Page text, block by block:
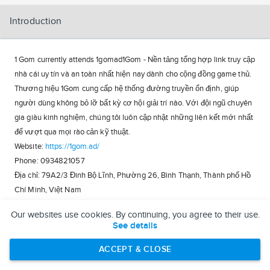
Our websites use cookies. By continuing, you agree to their use.
See details
ACCEPT & CLOSE
Introduction
1 Gom currently attends 1gomad1Gom - Nền tảng tổng hợp link truy cập
nhà cái uy tín và an toàn nhất hiện nay dành cho cộng đồng game thủ.
Thương hiệu 1Gom cung cấp hệ thống đường truyền ổn định, giúp
người dùng không bỏ lỡ bất kỳ cơ hội giải trí nào. Với đội ngũ chuyên
gia giàu kinh nghiệm, chúng tôi luôn cập nhật những liên kết mới nhất
để vượt qua mọi rào cản kỹ thuật.
Website: https://1gom.ad/
Phone: 0934821057
Địa chỉ: 79A2/3 Đinh Bộ Lĩnh, Phường 26, Bình Thạnh, Thành phố Hồ
Chí Minh, Việt Nam
Tags:#1Gom#1_Gom#1gomad#linkvao_1Gom#trangchu_1Gom
https://twitter.com/1gomad